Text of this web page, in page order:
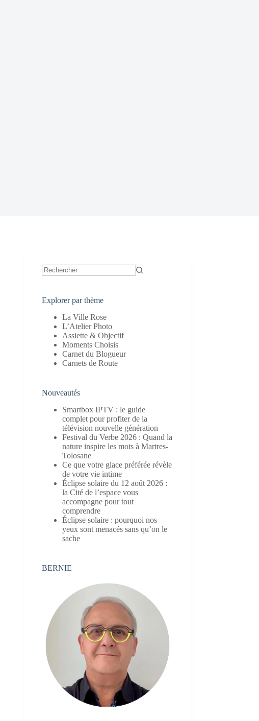
Explorer par thème
La Ville Rose
L’Atelier Photo
Assiette & Objectif
Moments Choisis
Carnet du Blogueur
Carnets de Route
Nouveautés
Smartbox IPTV : le guide
complet pour profiter de la
télévision nouvelle génération
Festival du Verbe 2026 : Quand la
nature inspire les mots à Martres-
Tolosane
Ce que votre glace préférée révèle
de votre vie intime
Éclipse solaire du 12 août 2026 :
la Cité de l’espace vous
accompagne pour tout
comprendre
Éclipse solaire : pourquoi nos
yeux sont menacés sans qu’on le
sache
BERNIE